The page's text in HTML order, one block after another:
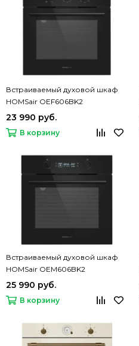
Встраиваемый духовой шкаф
HOMSair OEF606BK2
23 990 руб.
В корзину
Встраиваемый духовой шкаф
HOMSair OEM606BK2
25 990 руб.
В корзину